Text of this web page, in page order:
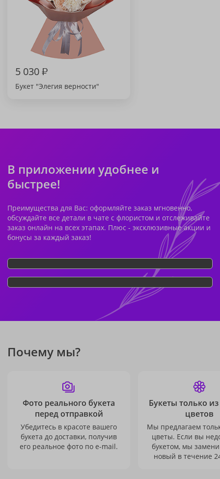
5 030₽
Букет "Элегия верности"
В приложении удобнее и
быстрее!
Преимущества для Вас: оформляйте заказ мгновенно,
обсуждайте все детали в чате с флористом и отслеживайте
заказ онлайн на всех этапах. Плюс - эксклюзивные акции и
бонусы за каждый заказ!
Почему мы?
Фото реального букета
перед отправкой
Убедитесь в красоте вашего
букета до доставки, получив
его реальное фото по e-mail.
Букеты только
цветов
Мы предлагаем
цветы. Если вы
букетом, мы
новый в течение